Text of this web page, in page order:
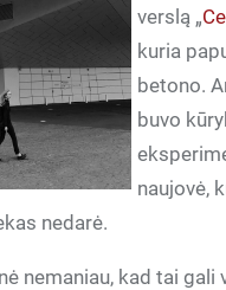
verslą „
kuria
betono.
buvo
naujovė,
nedarė.
nemaniau, kad tai gali